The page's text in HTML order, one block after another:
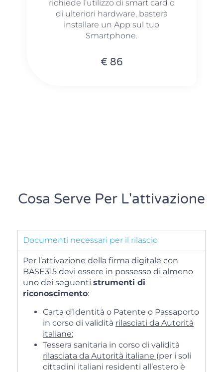
richiede l’utilizzo di smart card o
di ulteriori hardware, basterà
installare un App sul tuo
Smartphone.
€ 86
Cosa Serve Per L'attivazione
Documenti necessari per il rilascio
Per l’attivazione della firma digitale con
BASE315 devi essere in possesso di almeno
uno dei seguenti strumenti di
riconoscimento:
Carta d’Identità o Patente o Passaporto
in corso di validità rilasciati da Autorità
italiane;
Tessera sanitaria in corso di validità
rilasciata da Autorità italiane (per i soli
cittadini italiani residenti all’estero è